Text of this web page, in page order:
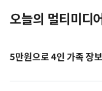
오늘의 멀티미디
5만원으로 4인 가족 장